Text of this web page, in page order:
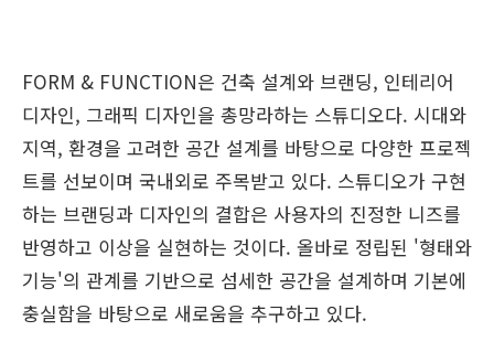
FORM & FUNCTION은 건축 설계와 브랜딩, 인테리어
디자인, 그래픽 디자인을 총망라하는 스튜디오다. 시대와
지역, 환경을 고려한 공간 설계를 바탕으로 다양한 프로젝
트를 선보이며 국내외로 주목받고 있다. 스튜디오가 구현
하는 브랜딩과 디자인의 결합은 사용자의 진정한 니즈를
반영하고 이상을 실현하는 것이다. 올바로 정립된 '형태와
기능'의 관계를 기반으로 섬세한 공간을 설계하며 기본에
충실함을 바탕으로 새로움을 추구하고 있다.